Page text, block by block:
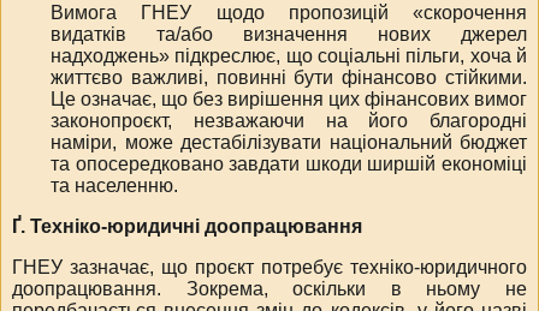
Вимога ГНЕУ щодо пропозицій «скорочення
видатків та/або визначення нових джерел
надходжень» підкреслює, що соціальні пільги, хоча й
життєво важливі, повинні бути фінансово стійкими.
Це означає, що без вирішення цих фінансових вимог
законопроєкт, незважаючи на його благородні
наміри, може дестабілізувати національний бюджет
та опосередковано завдати шкоди ширшій економіці
та населенню.
Ґ. Техніко-юридичні доопрацювання
ГНЕУ зазначає, що проєкт потребує техніко-юридичного
доопрацювання. Зокрема, оскільки в ньому не